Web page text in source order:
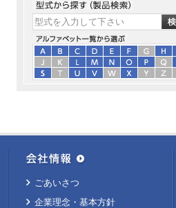
ごあいさつ
企業理念・基本方針